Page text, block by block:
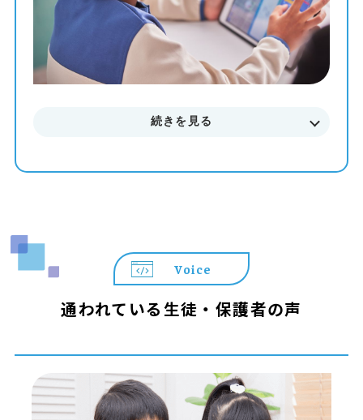
続きを見る
Voice
通われている生徒・保護者の声